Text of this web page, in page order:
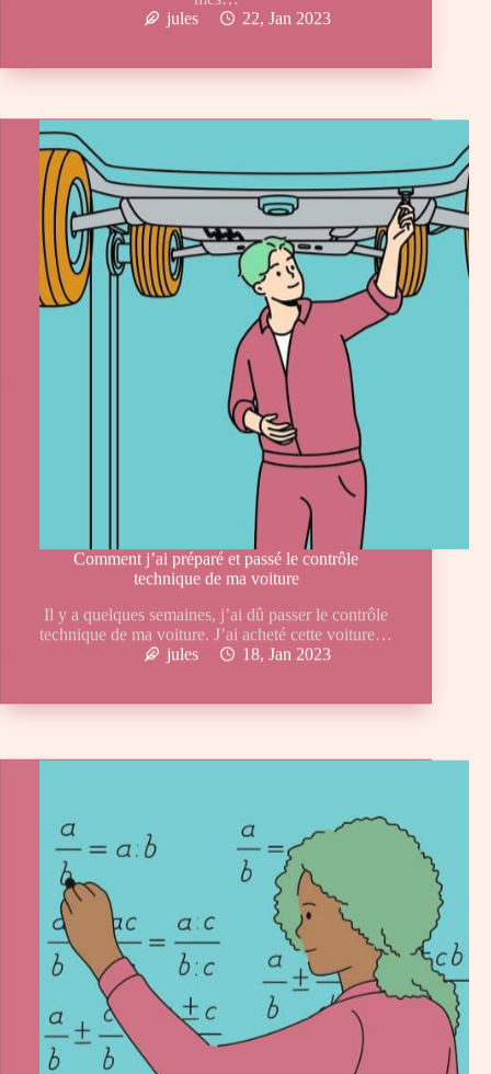
jules
22, Jan 2023
Comment j’ai préparé et passé le contrôle
technique de ma voiture
Il y a quelques semaines, j’ai dû passer le contrôle
technique de ma voiture. J’ai acheté cette voiture…
jules
18, Jan 2023